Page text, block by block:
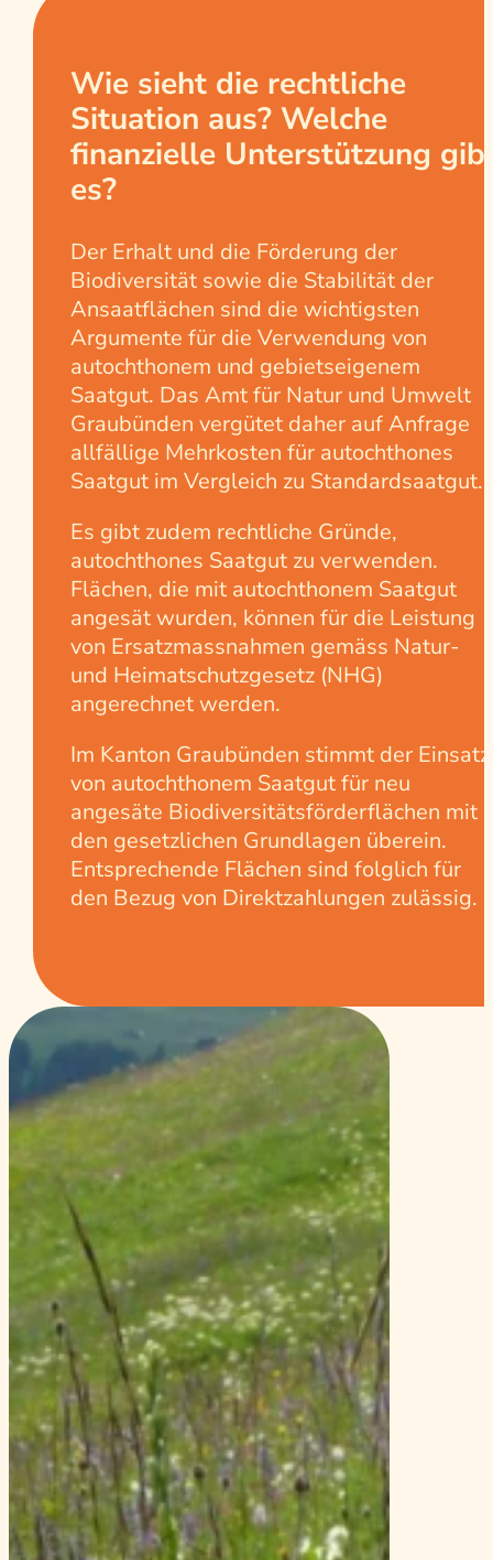
Wie sieht die rechtliche
Situation aus? Welche
finanzielle Unterstützung
es?
Der Erhalt und die Förderung der
Biodiversität sowie die Stabilität der
Ansaatflächen sind die wichtigsten
Argumente für die Verwendung von
autochthonem und gebietseigenem
Saatgut. Das Amt für Natur und Umwelt
Graubünden vergütet daher auf Anfrage
allfällige Mehrkosten für autochthones
Saatgut im Vergleich zu Standardsaatgut.
Es gibt zudem rechtliche Gründe,
autochthones Saatgut zu verwenden.
Flächen, die mit autochthonem Saatgut
angesät wurden, können für die Leistung
von Ersatzmassnahmen gemäss Natur-
und Heimatschutzgesetz (NHG)
angerechnet werden.
Im Kanton Graubünden stimmt der Einsatz
von autochthonem Saatgut für neu
angesäte Biodiversitätsförderflächen mit
den gesetzlichen Grundlagen überein.
Entsprechende Flächen sind folglich für
den Bezug von Direktzahlungen zulässig.